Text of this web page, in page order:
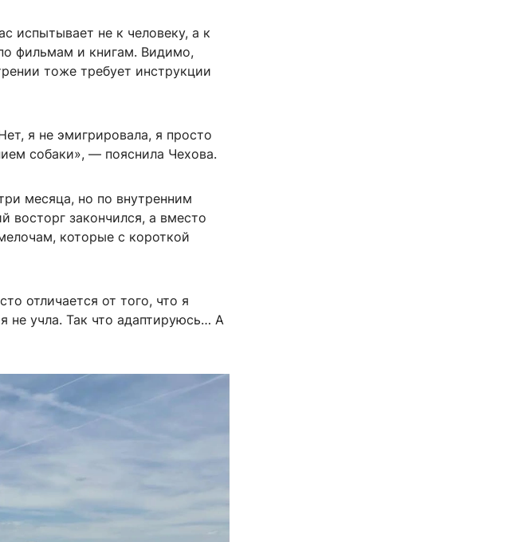
испытывает не к человеку, а к
фильмам и книгам. Видимо,
тоже требует инструкции
я не эмигрировала, я просто
собаки», — пояснила Чехова.
месяца, но по внутренним
закончился, а вместо
которые с короткой
отличается от того, что я
не учла. Так что адаптируюсь… А